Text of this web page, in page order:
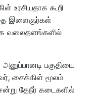
உரசியதாக கூறி
இளைஞர்கள்
வலைதளங்களில்
பகுதியை
சைக்கிள் மூலம்
தேநீர் கடைகளில்